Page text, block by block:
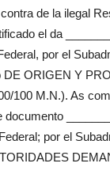
de la ilegal
el da
por el
DE ORIGEN Y
100 M.N.). As
por el